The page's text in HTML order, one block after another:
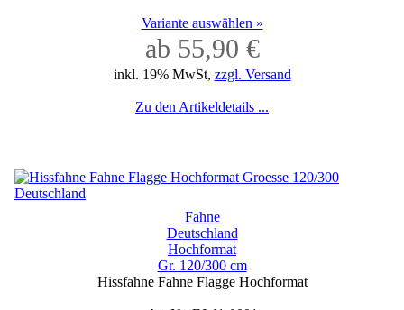
Variante auswählen »
ab 55,90 €
inkl. 19% MwSt, zzgl. Versand
Zu den Artikeldetails ...
Fahne
Deutschland
Hochformat
Gr. 120/300 cm
Hissfahne Fahne Flagge Hochformat